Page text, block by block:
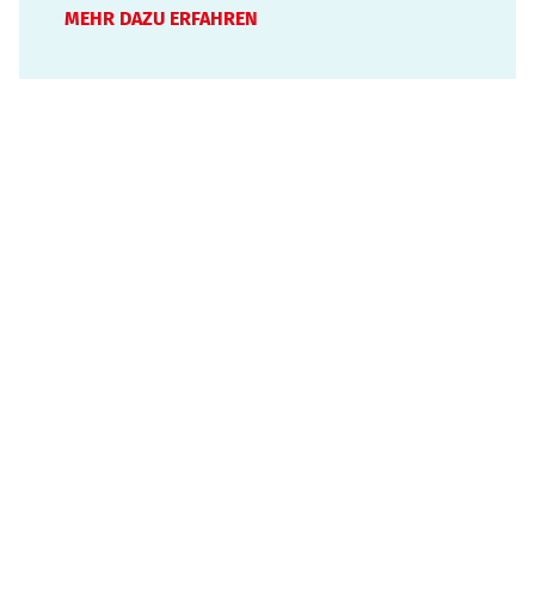
Wissen, Fähigkeiten und Fertigkeiten festigen.
MEHR DAZU ERFAHREN